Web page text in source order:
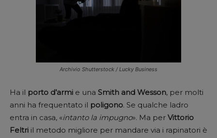
Archivio Shutterstock / Lucky Business
Ha il porto d’armi e una Smith and Wesson, per molti
anni ha frequentato il poligono. Se qualche ladro
entra in casa, «intanto la impugno». Ma per Vittorio
Feltri il metodo migliore per mandare via i rapinatori è